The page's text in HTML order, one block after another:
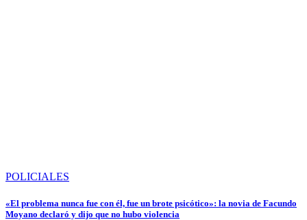
POLICIALES
«El problema nunca fue con él, fue un brote psicótico»: la novia de Facundo
Moyano declaró y dijo que no hubo violencia